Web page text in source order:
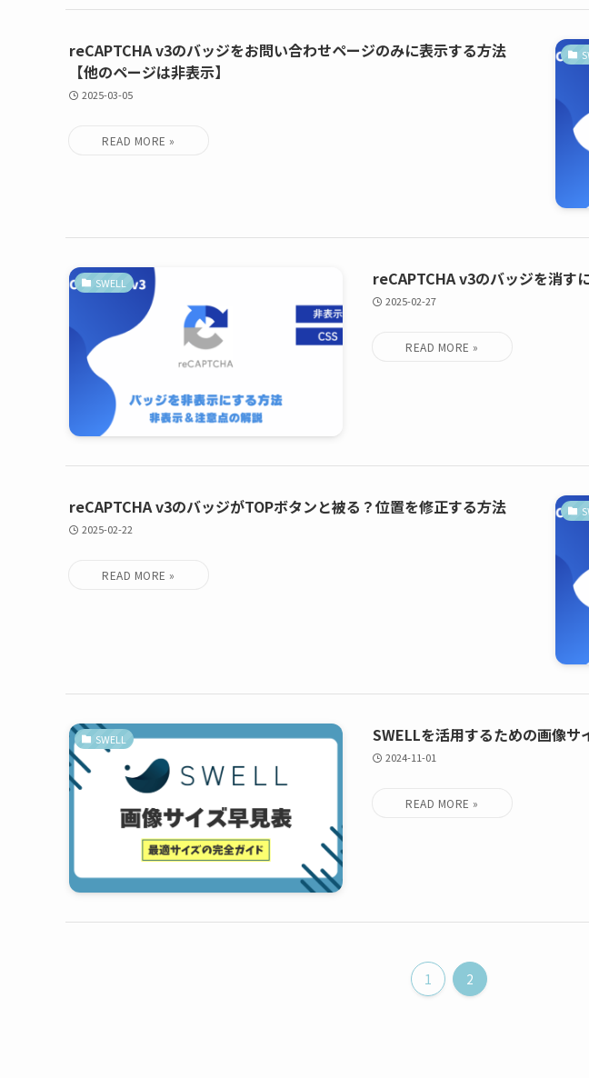
reCAPTCHA v3のバッジをお問い合わせページのみに表示する方法
【他のページは非表示】
2025-03-05
SWELL reCAPTCHA v3のバッジを消す
2025-02-27
reCAPTCHA v3のバッジがTOPボタンと被る？位置を修正する方法
2025-02-22
SWELL SWELLを活用するための画像
2024-11-01
1 2